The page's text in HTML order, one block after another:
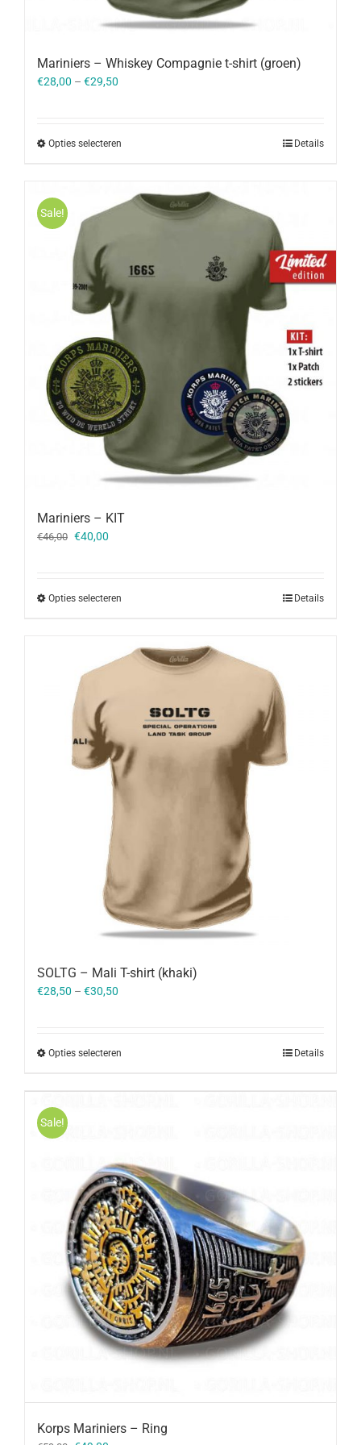
Mariniers – Whiskey Compagnie t-shirt (groen)
€28,00 – €29,50
Opties selecteren Details
Sale!
Mariniers – KIT
€46,00 Oorspronkelijke
€40,00
Opties selecteren Details
SOLTG – Mali T-shirt (khaki)
€28,50 – €30,50
Opties selecteren Details
Sale!
Korps Mariniers – Ring